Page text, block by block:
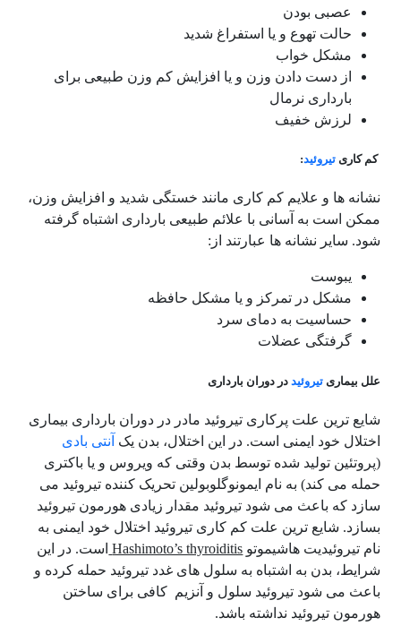
عصبی بودن
حالت تهوع و یا استفراغ شدید
مشکل خواب
از دست دادن وزن و یا افزایش کم وزن طبیعی برای
بارداری نرمال
لرزش خفیف
کم کاری تیروئید:
نشانه ها و علایم کم کاری مانند خستگی شدید و افزایش وزن،
ممکن است به آسانی با علائم طبیعی بارداری اشتباه گرفته
شود. سایر نشانه ها عبارتند از:
یبوست
مشکل در تمرکز و یا مشکل حافظه
حساسیت به دمای سرد
گرفتگی عضلات
علل بیماری تیروئیددر دوران بارداری
شایع ترین علت پرکاری تیروئید مادر در دوران بارداری بیماری
اختلال خود ایمنی است. در این اختلال، بدن یک آنتی بادی
(پروتئین تولید شده توسط بدن وقتی که ویروس و یا باکتری
حمله می کند) به نام ایمونوگلوبولین تحریک کننده تیروئید می
سازد که باعث می شود تیروئید مقدار زیادی هورمون تیروئید
بسازد. شایع ترین علت کم کاری تیروئید اختلال خود ایمنی به
نام تیروئیدیت هاشیموتو Hashimoto’s thyroiditis است. در این
شرایط، بدن به اشتباه به سلول های غدد تیروئید حمله کرده و
باعث می شود تیروئید سلول و آنزیم کافی برای ساختن
هورمون تیروئید نداشته باشد.